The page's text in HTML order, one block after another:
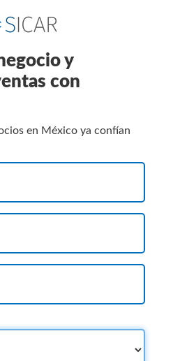
y
con
en México ya confían